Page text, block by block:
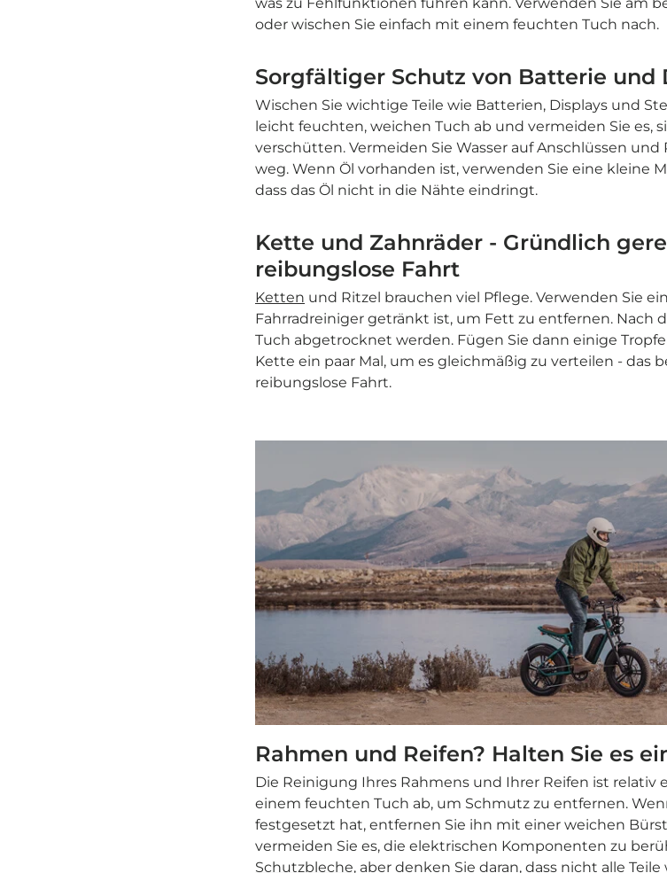
was zu Fehlfunktionen führen kann. Verwenden Sie am
oder wischen Sie einfach mit einem feuchten Tuch nach.
Sorgfältiger Schutz von Batterie und
Wischen Sie wichtige Teile wie Batterien, Displays und
leicht feuchten, weichen Tuch ab und vermeiden Sie es,
verschütten. Vermeiden Sie Wasser auf Anschlüssen
weg. Wenn Öl vorhanden ist, verwenden Sie eine kleine
dass das Öl nicht in die Nähte eindringt.
Kette und Zahnräder - Gründlich
reibungslose Fahrt
Ketten und Ritzel brauchen viel Pflege. Verwenden Sie
Fahrradreiniger getränkt ist, um Fett zu entfernen. Nach
Tuch abgetrocknet werden. Fügen Sie dann einige
Kette ein paar Mal, um es gleichmäßig zu verteilen - das
reibungslose Fahrt.
Rahmen und Reifen? Halten Sie es
Die Reinigung Ihres Rahmens und Ihrer Reifen ist relativ
einem feuchten Tuch ab, um Schmutz zu entfernen.
festgesetzt hat, entfernen Sie ihn mit einer weichen
vermeiden Sie es, die elektrischen Komponenten zu
Schutzbleche, aber denken Sie daran, dass nicht alle